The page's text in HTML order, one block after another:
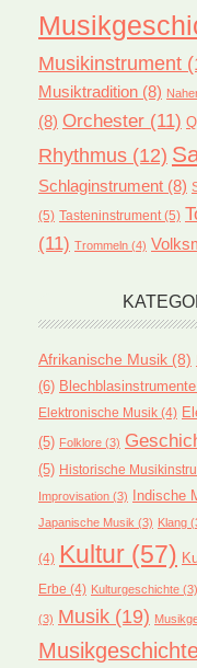
Musikinstrument
Musiktradition (8)
(8) Orchester (11)
Rhythmus (12)
Schlaginstrument (8)
(5) Tasteninstrument(5)
(11) Trommeln (4)
Afrikanische Musik (8)
(6) Blechblasinstrumente
Elektronische Musik (4)
(5) Folklore (3)
(5) Historische
Improvisation (3) Indische
Japanische Musik (3) Klang
(4) Kultur (57)
Erbe (4) Kulturgeschichte (3)
(3) Musik (19)